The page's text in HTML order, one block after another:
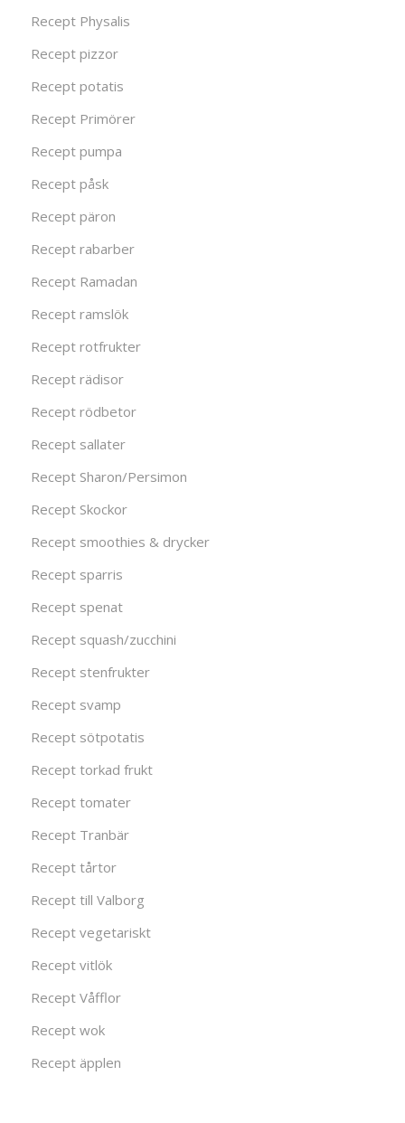
Recept Physalis
Recept pizzor
Recept potatis
Recept Primörer
Recept pumpa
Recept påsk
Recept päron
Recept rabarber
Recept Ramadan
Recept ramslök
Recept rotfrukter
Recept rädisor
Recept rödbetor
Recept sallater
Recept Sharon/Persimon
Recept Skockor
Recept smoothies & drycker
Recept sparris
Recept spenat
Recept squash/zucchini
Recept stenfrukter
Recept svamp
Recept sötpotatis
Recept torkad frukt
Recept tomater
Recept Tranbär
Recept tårtor
Recept till Valborg
Recept vegetariskt
Recept vitlök
Recept Våfflor
Recept wok
Recept äpplen